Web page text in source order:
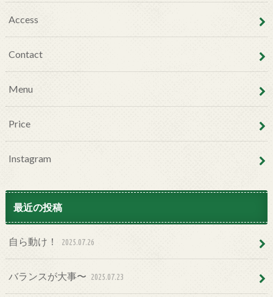
Access
Contact
Menu
Price
Instagram
最近の投稿
自ら動け！ 2025.07.26
バランスが大事〜 2025.07.23